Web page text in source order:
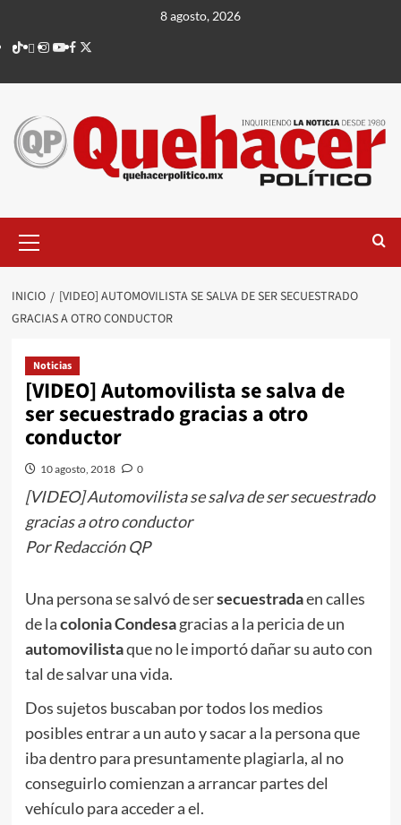
contenido
8 agosto, 2026
TikTok
threads
Instagram
Youtube
Facebook
X
principal
INICIO
[VIDEO] AUTOMOVILISTA SE SALVA DE SER SECUESTRADO
GRACIAS A OTRO CONDUCTOR
Noticias
[VIDEO] Automovilista se salva de
ser secuestrado gracias a otro
conductor
10 agosto, 2018 0
[VIDEO] Automovilista se salva de ser secuestrado
gracias a otro conductor
Por Redacción QP
Una persona se salvó de sersecuestradaen calles
de lacolonia Condesagracias a la pericia de un
automovilistaque no le importó dañar su auto con
tal de salvar una vida.
Dos sujetos buscaban por todos los medios
posibles entrar a un auto y sacar a la persona que
iba dentro para presuntamente plagiarla, al no
conseguirlo comienzan a arrancar partes del
vehículo para acceder a el.